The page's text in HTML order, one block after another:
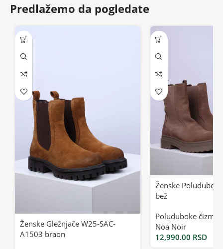
Predlažemo da pogledate
Ženske Gležnjače W25-SAC-
A1503 braon
Ženske
bež
Poluduboke čizme
Noa Noir
12,990.00 RSD